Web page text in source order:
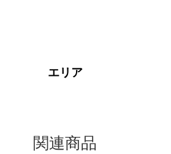
エリア
関連商品